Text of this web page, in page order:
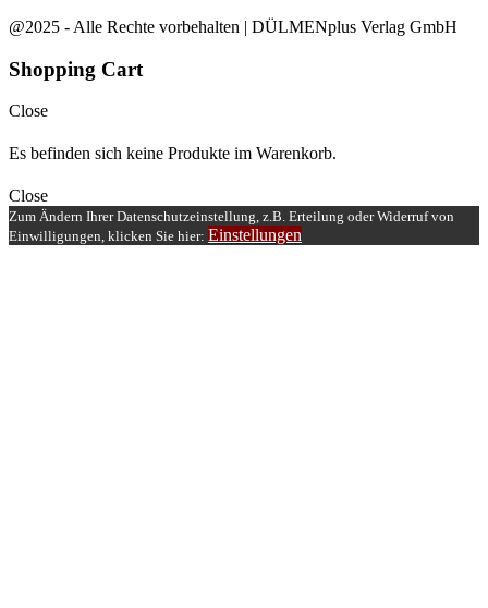
@2025 - Alle Rechte vorbehalten | DÜLMENplus Verlag GmbH
Shopping Cart
Close
Es befinden sich keine Produkte im Warenkorb.
Close
Zum Ändern Ihrer Datenschutzeinstellung, z.B. Erteilung oder Widerruf von
Einwilligungen, klicken Sie hier: Einstellungen